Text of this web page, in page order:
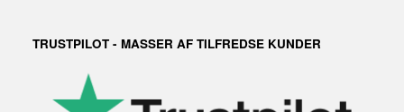
TRUSTPILOT - MASSER AF TILFREDSE KUNDER